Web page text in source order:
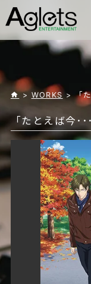
> WORKS > 「
「たとえば今･